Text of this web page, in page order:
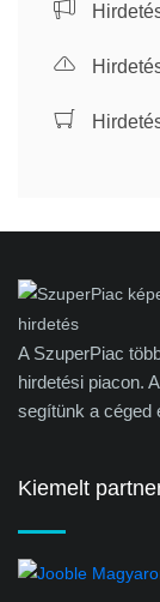
A SzuperPiac
hirdetési piacon.
segítünk a céged
Kiemelt